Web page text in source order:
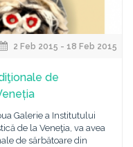
2 Feb 2015 - 18 Feb 2015
de
Galerie a Institutului
de la Veneţia, va avea
de sărbătoare din